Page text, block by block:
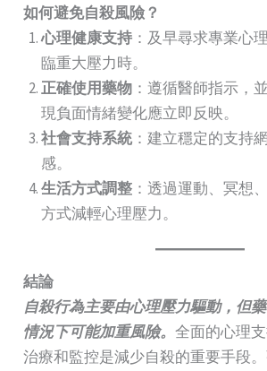
如何避免自殺風險？
心理健康支持 ：及早尋求專業心
臨重大壓力時。
正確使用藥物 ：遵循醫師指示，
現負面情緒變化應立即反映。
社會支持系統 ：建立穩定的支持
感。
生活方式調整 ：透過運動、冥想
方式減輕心理壓力。
結論
自殺行為主要由心理壓力驅動，但
情況下可能加重風險。全面的心理
治療和監控是減少自殺的重要手段